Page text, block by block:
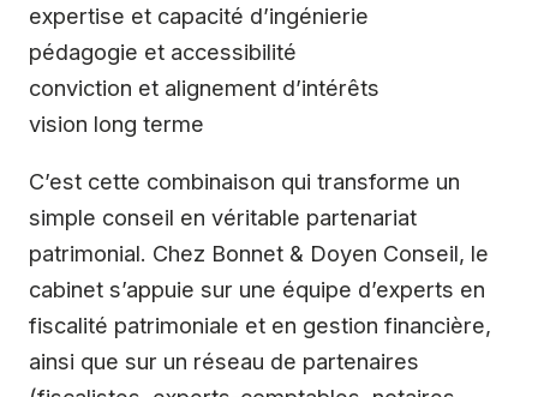
expertise et capacité d’ingénierie
pédagogie et accessibilité
conviction et alignement d’intérêts
vision long terme
C’est cette combinaison qui transforme un
simple conseil en véritable partenariat
patrimonial. Chez Bonnet & Doyen Conseil, le
cabinet s’appuie sur une équipe d’experts en
fiscalité patrimoniale et en gestion financière,
ainsi que sur un réseau de partenaires